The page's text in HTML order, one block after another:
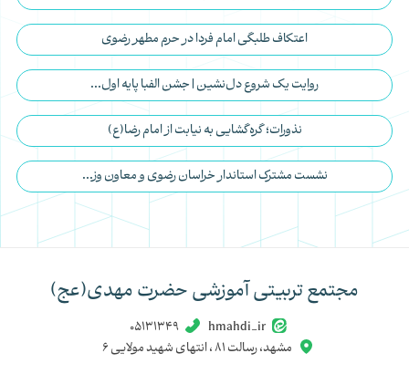
مطالب تصادفی
پویش «نهال امید» آغاز شد
شور و شعف مهدوی در آستانه دهه فجر انقلاب
اعتکاف طلبگی امام فردا در حرم مطهر رضوی
روایت یک شروع دل‌نشین | جشن الفبا پایه اول...
نذورات؛ گره‌گشایی به نیابت از امام رضا(ع)
نشست مشترک استاندار خراسان رضوی و معاون وز...